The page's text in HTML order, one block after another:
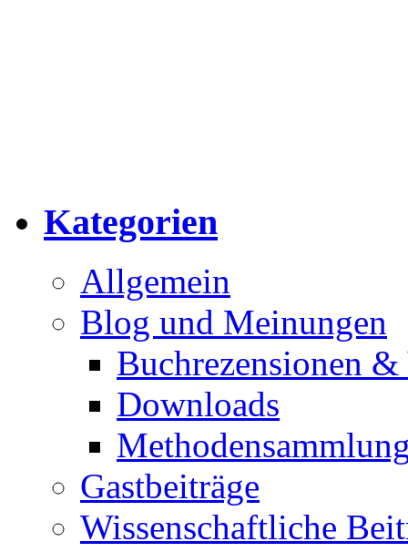
Kategorien
Allgemein
Blog und Meinungen
Buchrezensionen
Downloads
Gastbeiträge
Wissenschaftliche